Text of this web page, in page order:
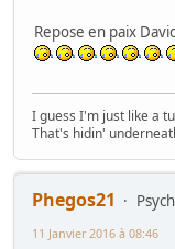
Repose en paix
I guess I'm just like a
That's hidin'
Phegos21
11 Janvier 2016 à 08:46